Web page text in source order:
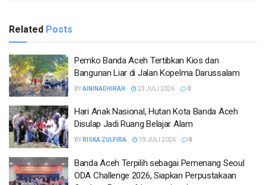
Related Posts
Pemko Banda Aceh Tertibkan Kios dan
Bangunan Liar di Jalan Kopelma Darussalam
BYAININADHIRAH 23 JULI 2026 0
Hari Anak Nasional, Hutan Kota Banda Aceh
Disulap Jadi Ruang Belajar Alam
BY RISKA ZULFIRA 19 JULI 2026 0
Banda Aceh Terpilih sebagai Pemenang Seoul
ODA Challenge 2026, Siapkan Perpustakaan